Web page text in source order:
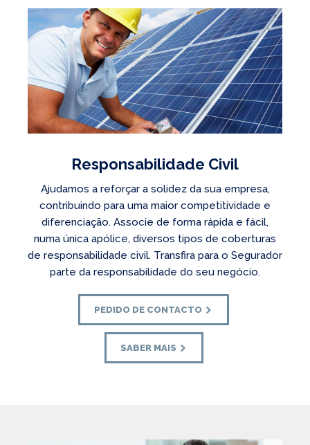
Responsabilidade Civil
Ajudamos a reforçar a solidez da sua empresa,
contribuindo para uma maior competitividade e
diferenciação. Associe de forma rápida e fácil,
numa única apólice, diversos tipos de coberturas
de responsabilidade civil. Transfira para o Segurador
parte da responsabilidade do seu negócio.
PEDIDO DE CONTACTO
SABER MAIS